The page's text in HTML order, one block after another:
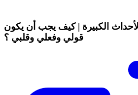
الكبيرة | كيف يجب أن يكون
قولي وفعلي وقلبي ؟